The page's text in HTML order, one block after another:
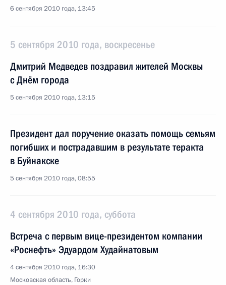
6 сентября 2010 года, 13:45
5 сентября 2010 года, воскресенье
Дмитрий Медведев поздравил жителей Москвы
с Днём города
5 сентября 2010 года, 13:15
Президент дал поручение оказать помощь семьям
погибших и пострадавшим в результате теракта
в Буйнакске
5 сентября 2010 года, 08:55
4 сентября 2010 года, суббота
Встреча с первым вице-президентом компании
«Роснефть» Эдуардом Худайнатовым
4 сентября 2010 года, 16:30
Московская область, Горки